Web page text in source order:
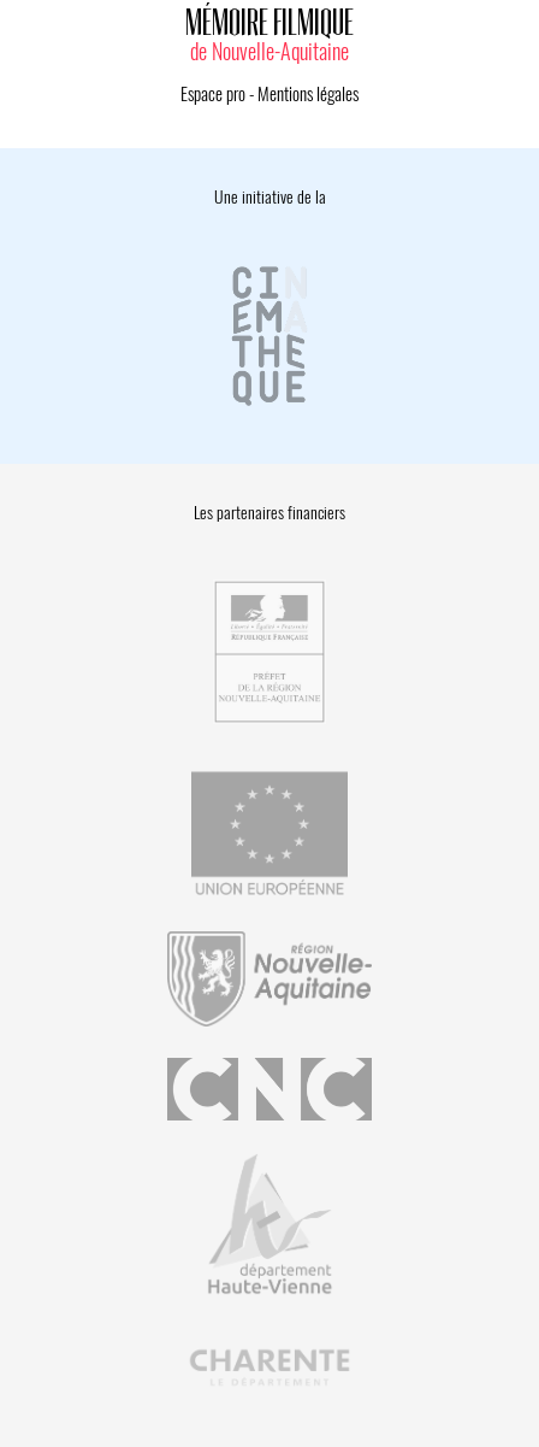
MÉMOIRE FILMIQUE
de Nouvelle-Aquitaine
Espace pro- Mentions légales
Une initiative de la
Les partenaires financiers